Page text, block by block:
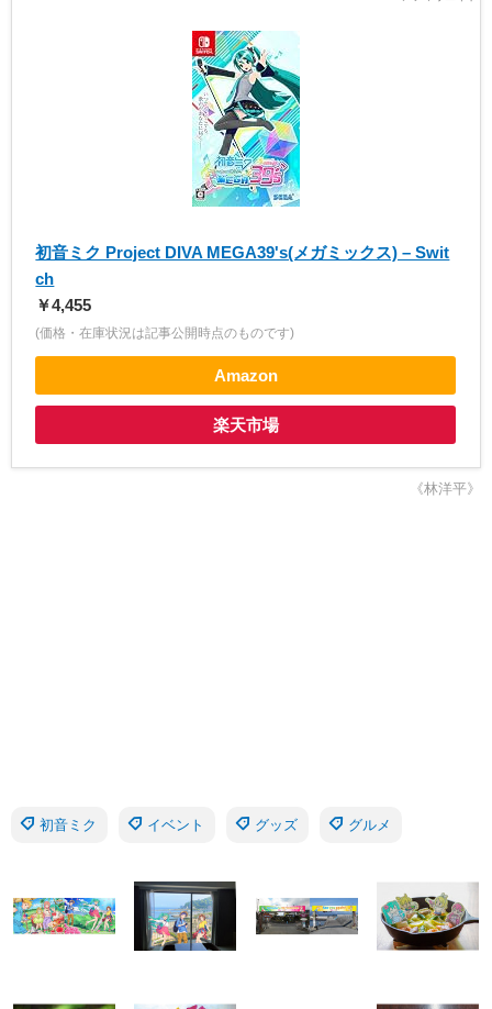
初音ミク Project DIVA MEGA39's(メガミックス) – Swit
ch
￥4,455
(価格・在庫状況は記事公開時点のものです)
Amazon
楽天市場
《林洋平》
初音ミク イベント グッズ グルメ